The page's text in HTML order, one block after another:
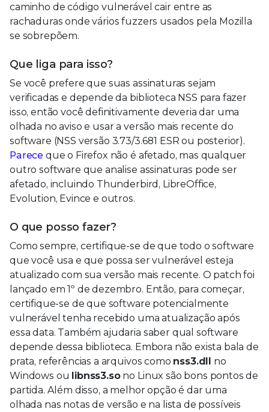
caminho de código vulnerável cair entre as
rachaduras onde vários fuzzers usados pela Mozilla
se sobrepõem.
Que liga para isso?
Se você prefere que suas assinaturas sejam
verificadas e depende da biblioteca NSS para fazer
isso, então você definitivamente deveria dar uma
olhada no aviso e usar a versão mais recente do
software (NSS versão 3.73/3.681 ESR ou posterior).
Parece que o Firefox não é afetado, mas qualquer
outro software que analise assinaturas pode ser
afetado, incluindo Thunderbird, LibreOffice,
Evolution, Evince e outros.
O que posso fazer?
Como sempre, certifique-se de que todo o software
que você usa e que possa ser vulnerável esteja
atualizado com sua versão mais recente. O patch foi
lançado em 1º de dezembro. Então, para começar,
certifique-se de que software potencialmente
vulnerável tenha recebido uma atualização após
essa data. Também ajudaria saber qual software
depende dessa biblioteca. Embora não exista bala de
prata, referências a arquivos como nss3.dll no
Windows ou libnss3.sono Linux são bons pontos de
partida. Além disso, a melhor opção é dar uma
olhada nas notas de versão e na lista de possíveis